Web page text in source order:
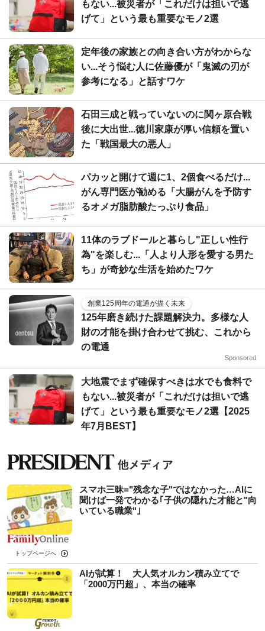
もない...被災者が「これだけは担いで逃
げて」という最も重要なモノ2選
定年後の家族との向き合い方がわからな
い...そう悩む人に佐藤優が「鬼滅の刃が
参考になる」と話すワケ
石田三成と戦っていないのに関ヶ原合戦
後に大出世...徳川家康が厚い信頼を置い
た「戦国最大の悪人」
パカッと開けて週に1、2個食べるだけ...
がん専門医が勧める「大腸がんを予防す
るオメガ脂肪酸たっぷり食品」
11体のラブドールと暮らし"正しい性行
為"を楽しむ...「人より人形を愛する男た
ち」が奇妙な生活を始めたワケ
創業125周年の電通が描く未来
125年磨き続けた課題解決力。多様な人
財の才能を掛け合わせて挑む、これから
の電通
Sponsored
大地震でまず確保すべきは水でも食料で
もない...被災者が「これだけは担いで逃
げて」という最も重要なモノ2選【2025
年7月BEST】
スマホ三昧="残念な子"ではなかった…AIに
聞けば一発でわかる｢子供の隠れた才能と"向
いている職業"｣
トップページへ
AIが試算！ 大人気オルカン積み立てで
「2000万円超」、本当の確率